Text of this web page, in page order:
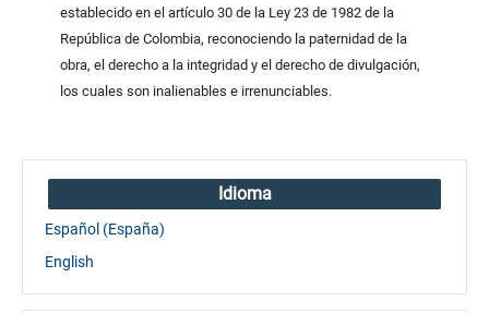
establecido en el artículo 30 de la Ley 23 de 1982 de la
República de Colombia, reconociendo la paternidad de la
obra, el derecho a la integridad y el derecho de divulgación,
los cuales son inalienables e irrenunciables.
Idioma
Español (España)
English